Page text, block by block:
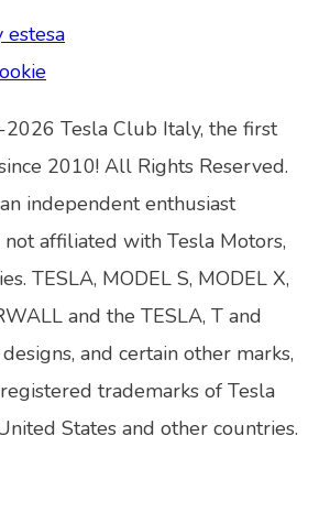
estesa
Tesla Club Italy, the first
2010! All Rights Reserved.
independent enthusiast
not affiliated with Tesla Motors,
TESLA, MODEL S, MODEL X,
and the TESLA, T and
and certain other marks,
trademarks of Tesla
States and other countries.